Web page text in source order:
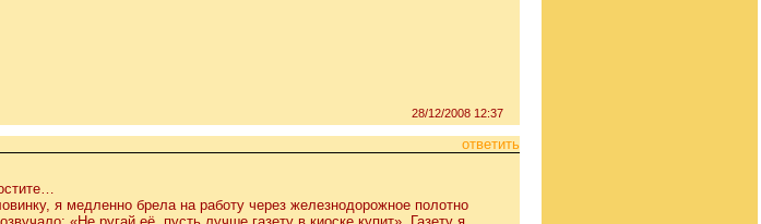
28/12/2008 12:37
ответить
я медленно брела на работу через железнодорожное полотно